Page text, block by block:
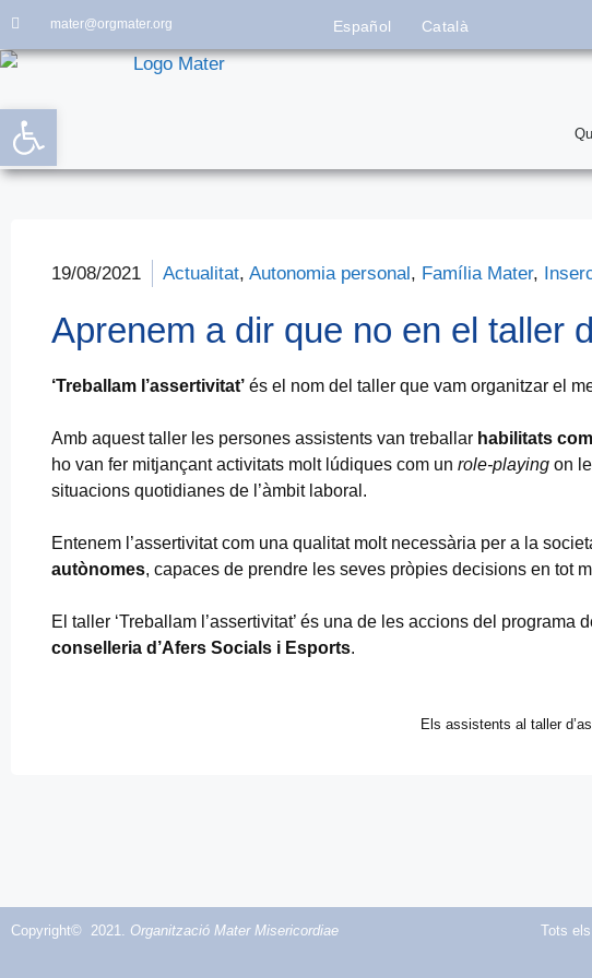
mater@orgmater.org Español Català
19/08/2021 Actualitat, Autonomia personal, Família Mater,
Aprenem a dir que no en el taller
‘Treballam l’assertivitat’ és el nom del taller que vam organitzar el
Amb aquest taller les persones assistents van treballar habilitats
ho van fer mitjançant activitats molt lúdiques com un role-playing on
situacions quotidianes de l’àmbit laboral.
Entenem l’assertivitat com una qualitat molt necessària per a la
autònomes, capaces de prendre les seves pròpies decisions en tot
El taller ‘Treballam l’assertivitat’ és una de les accions del programa
conselleria d’Afers Socials i Esports.
Els assistents al taller
Copyright© 2021. Organització Mater Misericordiae Tots
Obre la barra d'eines